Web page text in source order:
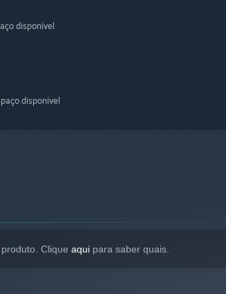
disponível
disponível
Clique aqui para saber quais.